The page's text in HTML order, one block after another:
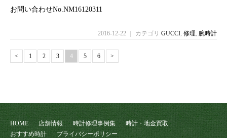
お問い合わせNo.NM16120311
2016-12-22 ｜ カテゴリ GUCCI, 修理, 腕時計
< 1 2 3 4 5 6 >
HOME 店舗情報 時計修理事例集
時計・地金買取
おすすめ時計
プライバシーポリシー